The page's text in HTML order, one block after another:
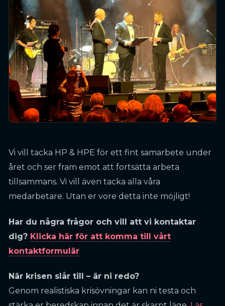
Vi vill tacka HP & HPE för ett fint samarbete under
året och ser fram emot att fortsätta arbeta
tillsammans. Vi vill även tacka alla våra
medarbetare. Utan er vore detta inte möjligt!
Har du några frågor och vill att vi kontaktar
dig? Klicka här för att komma till vårt
kontaktformulär
När krisen slår till – är ni redo?
Genom realistiska krisövningar kan ni testa och